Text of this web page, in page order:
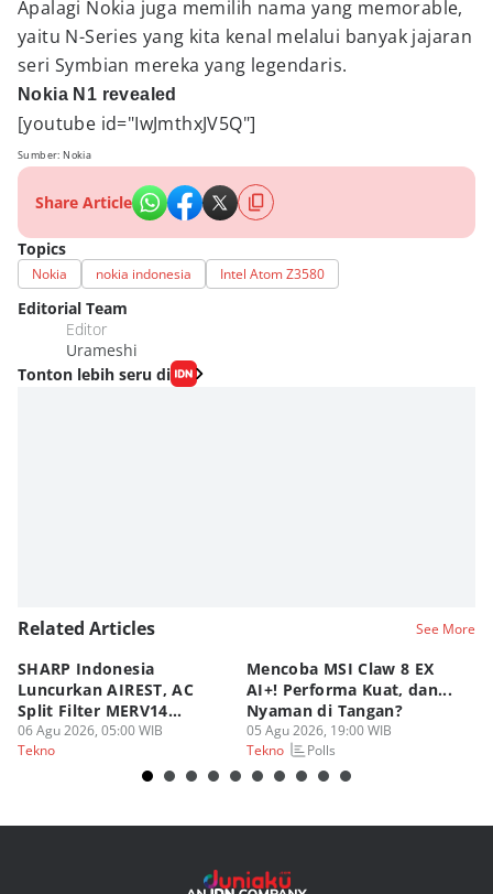
Apalagi Nokia juga memilih nama yang memorable,
yaitu N-Series yang kita kenal melalui banyak jajaran
seri Symbian mereka yang legendaris.
Nokia N1 revealed
[youtube id="IwJmthxJV5Q"]
Sumber: Nokia
Share Article
Topics
Nokia nokia indonesia Intel Atom Z3580
Editorial Team
Editor
Urameshi
Tonton lebih seru di
Related Articles See More
SHARP Indonesia
Luncurkan AIREST, AC
Split Filter MERV14
Perdana!
06 Agu 2026, 05:00 WIB
Tekno
Mencoba MSI Claw 8 EX
AI+! Performa Kuat, dan...
Nyaman di Tangan?
05 Agu 2026, 19:00 WIB
Tekno
Polls